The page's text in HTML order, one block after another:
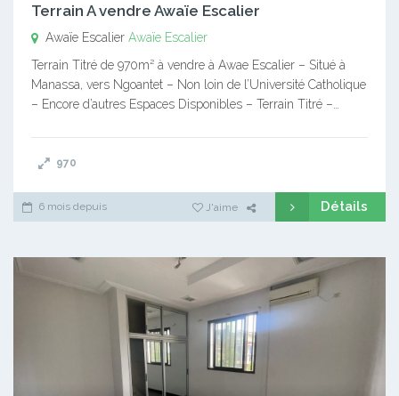
Terrain A vendre Awaïe Escalier
Awaïe Escalier Awaïe Escalier
Terrain Titré de 970m² à vendre à Awae Escalier – Situé à
Manassa, vers Ngoantet – Non loin de l’Université Catholique
– Encore d’autres Espaces Disponibles – Terrain Titré –…
970
6 mois depuis J'aime Détails